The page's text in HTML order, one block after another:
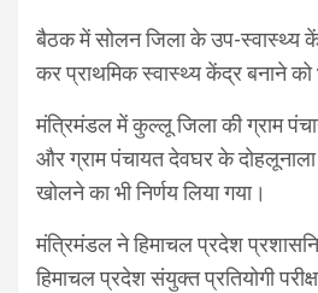
बैठक में सोलन जिला के उप-स्वास्थ्य
कर प्राथमिक स्वास्थ्य केंद्र बनाने को
मंत्रिमंडल में कुल्लू जिला की ग्राम
और ग्राम पंचायत देवघर के
खोलने का भी निर्णय लिया गया।
मंत्रिमंडल ने हिमाचल प्रदेश
हिमाचल प्रदेश संयुक्त प्रतियोगी